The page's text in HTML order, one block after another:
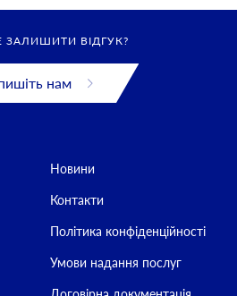
ЗАЛИШИТИ ВІДГУК?
нам
Новини
Контакти
Політика конфіденційності
Умови надання послуг